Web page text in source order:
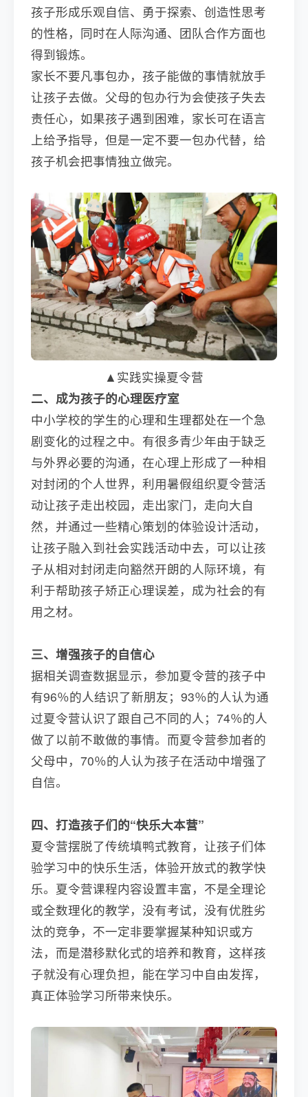
孩子形成乐观自信、勇于探索、创造性思考
的性格，同时在人际沟通、团队合作方面也
得到锻炼。
家长不要凡事包办，孩子能做的事情就放手
让孩子去做。父母的包办行为会使孩子失去
责任心，如果孩子遇到困难，家长可在语言
上给予指导，但是一定不要一包办代替，给
孩子机会把事情独立做完。
▲实践实操夏令营
二、成为孩子的心理医疗室
中小学校的学生的心理和生理都处在一个急
剧变化的过程之中。有很多青少年由于缺乏
与外界必要的沟通，在心理上形成了一种相
对封闭的个人世界，利用暑假组织夏令营活
动让孩子走出校园，走出家门，走向大自
然，并通过一些精心策划的体验设计活动，
让孩子融入到社会实践活动中去，可以让孩
子从相对封闭走向豁然开朗的人际环境，有
利于帮助孩子矫正心理误差，成为社会的有
用之材。
三、增强孩子的自信心
据相关调查数据显示，参加夏令营的孩子中
有96％的人结识了新朋友；93％的人认为通
过夏令营认识了跟自己不同的人；74％的人
做了以前不敢做的事情。而夏令营参加者的
父母中，70％的人认为孩子在活动中增强了
自信。
四、打造孩子们的“快乐大本营”
夏令营摆脱了传统填鸭式教育，让孩子们体
验学习中的快乐生活，体验开放式的教学快
乐。夏令营课程内容设置丰富，不是全理论
或全数理化的教学，没有考试，没有优胜劣
汰的竞争，不一定非要掌握某种知识或方
法，而是潜移默化式的培养和教育，这样孩
子就没有心理负担，能在学习中自由发挥，
真正体验学习所带来快乐。